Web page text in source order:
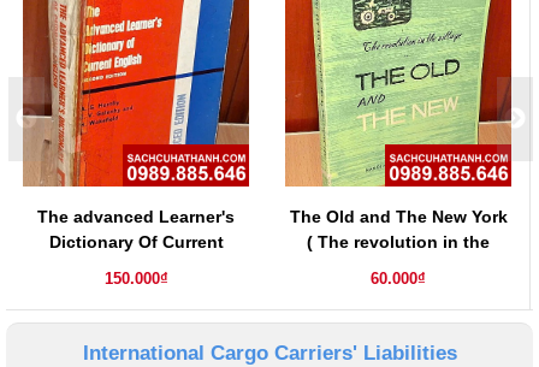
The advanced Learner's
Dictionary Of Current
English ( second edition )
150.000₫
The Old and The New York
( The revolution in the
village)
60.000₫
International Cargo Carriers' Liabilities